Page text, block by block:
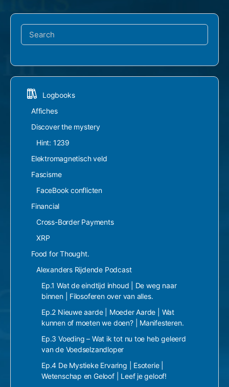
Search
for:
Logbooks
Affiches
Discover the mystery
Hint: 1239
Elektromagnetisch veld
Fascisme
FaceBook conflicten
Financial
Cross-Border Payments
XRP
Food for Thought.
Alexanders Rijdende Podcast
Ep.1 Wat de eindtijd inhoud | De weg naar
binnen | Filosoferen over van alles.
Ep.2 Nieuwe aarde | Moeder Aarde | Wat
kunnen of moeten we doen? | Manifesteren.
Ep.3 Voeding – Wat ik tot nu toe heb geleerd
van de Voedselzandloper
Ep.4 De Mystieke Ervaring | Esoterie |
Wetenschap en Geloof | Leef je geloof!